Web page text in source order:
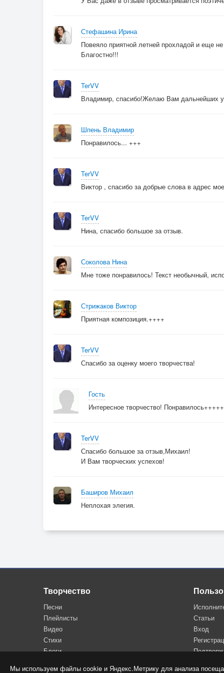
Мы используем файлы cookie и Яндекс.Метрику для анализа
В исхоженный маршрут мгновений
Стефашина Ирина
Повеяло приятной летней прохладой и еще
Благостно!!!
TerVV
Владимир, спасибо!Желаю Вам дальнейших
Шпень Владимир
Понравилось... +++
TerVV
Виктор , спасибо за добрые слова в адрес
TerVV
Нина, спасибо большое за отзыв.
Соколова Нина
Мне тоже понравилось! Текст необычный,
Стрижаков Виктор
Приятная композиция.++++
TerVV
Спасибо за оценку моего творчества!
Гость
Интересное творчество!
TerVV
Спасибо большое за отзыв,Михаил!
И Вам творческих успехов!
Баширов Михаил
Неплохая элегия.
Творчество
Песни
Плейлисты
Видео
Стихи
Блоги
Статьи
Вход